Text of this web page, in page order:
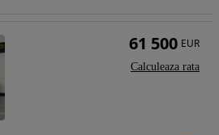
61 500 EUR
Calculeaza rata